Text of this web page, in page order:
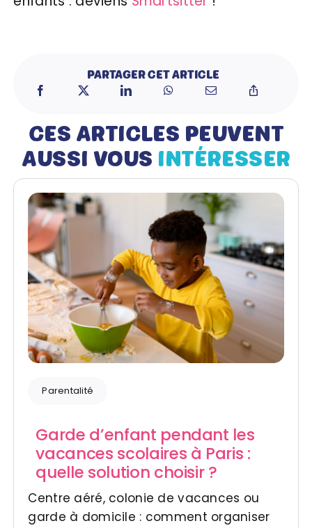
PARTAGER CET ARTICLE
CES ARTICLES PEUVENT
AUSSI VOUS INTÉRESSER
Parentalité
Garde d’enfant pendant les
vacances scolaires à Paris :
quelle solution choisir ?
Centre aéré, colonie de vacances ou
garde à domicile : comment organiser